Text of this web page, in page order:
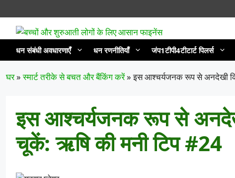
पर
धन संबंधी अवधारणाएँ धन रणनीतियाँ जंप1टीपी4टीटार्ट पिलर्स
घर»स्मार्ट तरीके से बचत और बैंकिंग करें»इस आश्चर्यजनक रूप से अनदेखी
इस आश्चर्यजनक रूप से
चूकें: ऋषि की मनी टिप #24